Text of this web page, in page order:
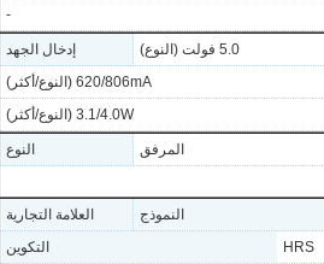
-
إدخال الجهد 5.0 فولت (النوع)
620/806mA (النوع/أكثر)
3.1/4.0W (النوع/أكثر)
النوع المرفق
العلامة التجارية النموذج
التكوين
HRS